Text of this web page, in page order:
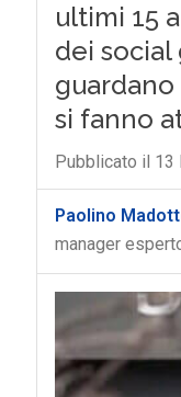
ultimi 15
dei
si fanno
Pubblicato il 13
Paolino
manager